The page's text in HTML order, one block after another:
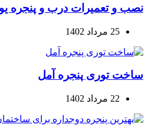
نصب و تعمیرات درب و پنجره
25 مرداد 1402
ساخت توری پنجره آمل
22 مرداد 1402